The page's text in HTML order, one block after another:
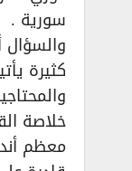
سورية .
والسؤال
كثيرة
خلاصة
معظم